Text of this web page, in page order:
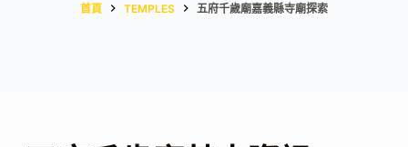
首頁 TEMPLES 五府千歲廟嘉義縣寺廟探索